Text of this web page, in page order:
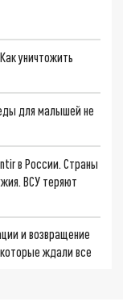
уничтожить
для малышей не
в России. Страны
ВСУ теряют
и возвращение
ждали все